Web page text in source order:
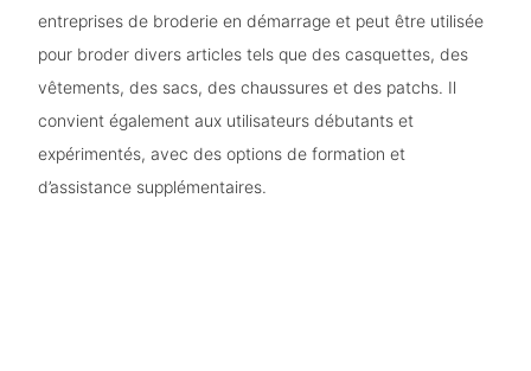
entreprises de broderie en démarrage et peut être utilisée
pour broder divers articles tels que des casquettes, des
vêtements, des sacs, des chaussures et des patchs. Il
convient également aux utilisateurs débutants et
expérimentés, avec des options de formation et
d’assistance supplémentaires.